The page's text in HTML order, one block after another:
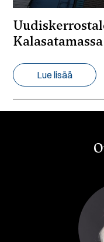
Kalasatamassa
Lue lisää